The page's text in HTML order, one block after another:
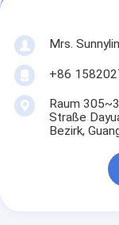
Mrs. Sunnylin
+86
Raum
Straße
Bezirk,